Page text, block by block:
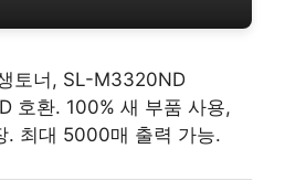
토너, SL-M3320ND
호환. 100% 새 부품 사용,
. 최대 5000매 출력 가능.